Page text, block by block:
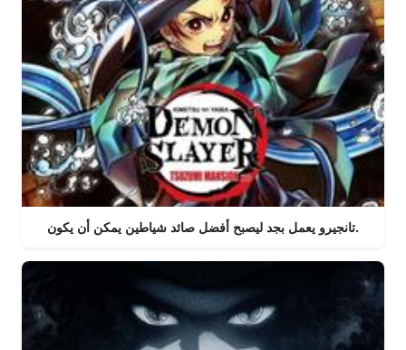
تانجيرو يعمل بجد ليصبح أفضل صائد شياطين يمكن أن يكون.